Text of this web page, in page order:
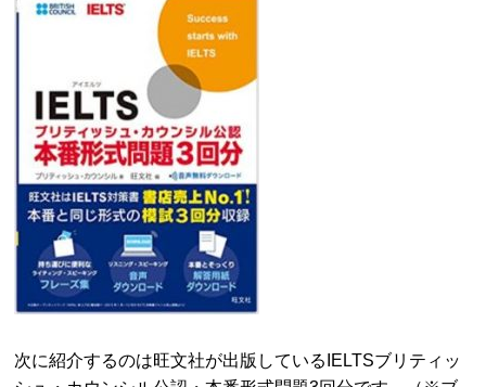
次に紹介するのは旺文社が出版しているIELTSブリティッ